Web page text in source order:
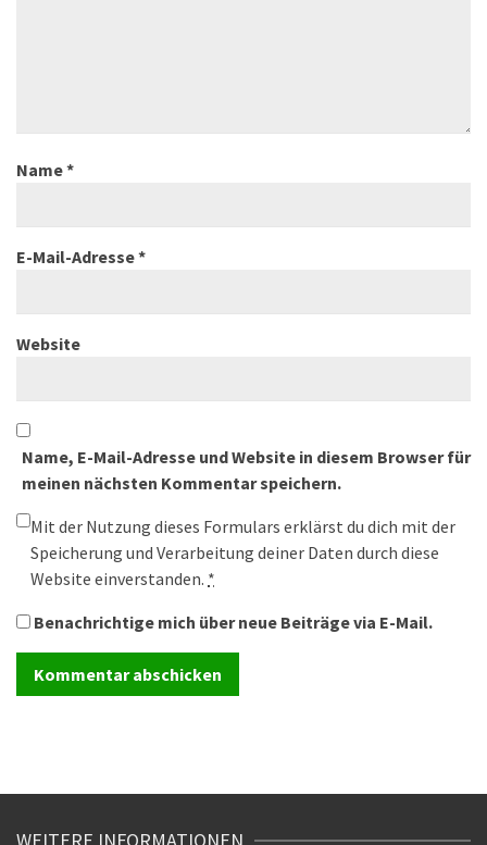
Name*
E-Mail-Adresse*
Website
Name, E-Mail-Adresse und Website in diesem Browser für
meinen nächsten Kommentar speichern.
Mit der Nutzung dieses Formulars erklärst du dich mit der
Speicherung und Verarbeitung deiner Daten durch diese
Website einverstanden. *
Benachrichtige mich über neue Beiträge via E-Mail.